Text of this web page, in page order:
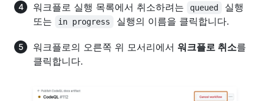
워크플로 실행 목록에서 취소하려는 queued
실행
또는
in progress 실행의 이름을 클릭합니다.
워크플로의 오른쪽 위 모서리에서 워크플로 취소를
클릭합니다.